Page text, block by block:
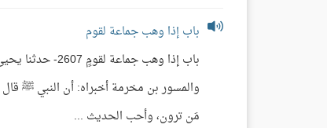
باب إذا وهب جماعة لقوم
باب إذا وهب
والمسور بن مخرمة أخبراه: أن النبي ﷺ
مَن ترون، وأحب الحديث ...